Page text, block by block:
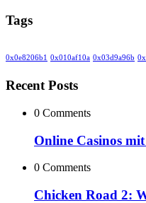
Tags
0x0e8206b1 0x010af10a 0x03d9a96b
Recent Posts
0 Comments
Online Casinos
0 Comments
Chicken Road 2: